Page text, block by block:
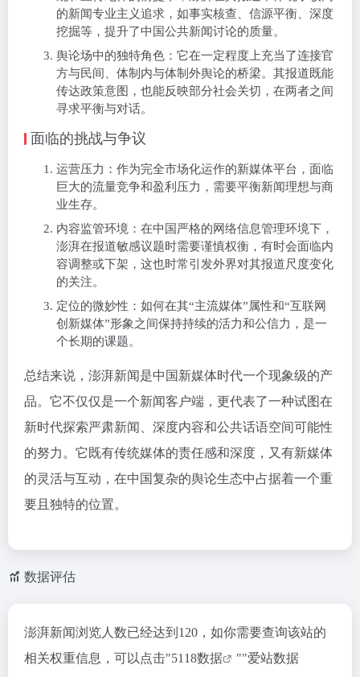
的新闻专业主义追求，如事实核查、信源平衡、深度
挖掘等，提升了中国公共新闻讨论的质量。
舆论场中的独特角色：它在一定程度上充当了连接官
方与民间、体制内与体制外舆论的桥梁。其报道既能
传达政策意图，也能反映部分社会关切，在两者之间
寻求平衡与对话。
面临的挑战与争议
运营压力：作为完全市场化运作的新媒体平台，面临
巨大的流量竞争和盈利压力，需要平衡新闻理想与商
业生存。
内容监管环境：在中国严格的网络信息管理环境下，
澎湃在报道敏感议题时需要谨慎权衡，有时会面临内
容调整或下架，这也时常引发外界对其报道尺度变化
的关注。
定位的微妙性：如何在其“主流媒体”属性和“互联网
创新媒体”形象之间保持持续的活力和公信力，是一
个长期的课题。
总结来说，澎湃新闻是中国新媒体时代一个现象级的产
品。它不仅仅是一个新闻客户端，更代表了一种试图在
新时代探索严肃新闻、深度内容和公共话语空间可能性
的努力。它既有传统媒体的责任感和深度，又有新媒体
的灵活与互动，在中国复杂的舆论生态中占据着一个重
要且独特的位置。
数据评估
澎湃新闻浏览人数已经达到120，如你需要查询该站的
相关权重信息，可以点击"5118数据 ""爱站数据